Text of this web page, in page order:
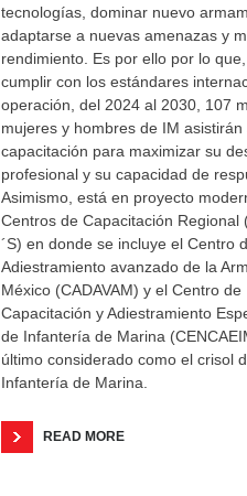
tecnologías, dominar nuevo
adaptarse a nuevas amenazas y
rendimiento. Es por ello por lo
cumplir con los estándares
operación, del 2024 al 2030, 107
mujeres y hombres de IM
capacitación para maximizar su
profesional y su capacidad de
Asimismo, está en proyecto
Centros de Capacitación Regional
´S) en donde se incluye el Centro
Adiestramiento avanzado de la
México (CADAVAM) y el Centro de
Capacitación y Adiestramiento
de Infantería de Marina
último considerado como el crisol
Infantería de Marina.
READ MORE